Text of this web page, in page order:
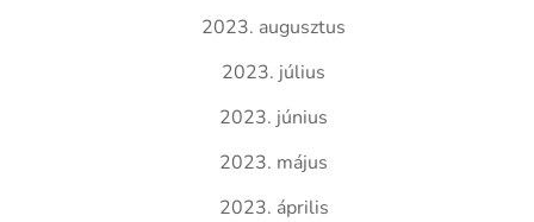
2023. augusztus
2023. július
2023. június
2023. május
2023. április